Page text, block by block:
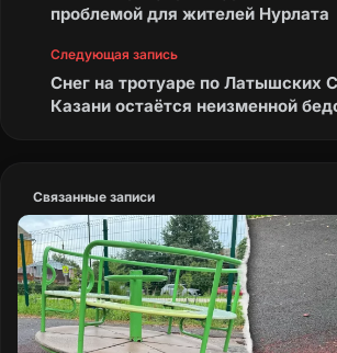
проблемой для жителей Нурлата
Следующая запись
Снег на тротуаре по Латышских
Казани остаётся неизменной
Связанные записи